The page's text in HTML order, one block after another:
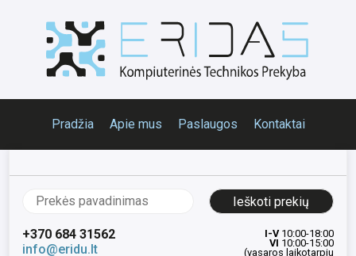
Pradžia Apie mus Paslaugos Kontaktai
Ieškoti:
+370 684 31562
info@eridu.lt
I-V10:00-18:00
VI 10:00-15:00
(vasaros laikotarpiu